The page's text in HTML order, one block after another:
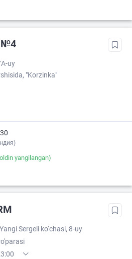
№4
uy
"Korzinka"
yangilangan)
Sergeli ko‘chasi, 8-uy